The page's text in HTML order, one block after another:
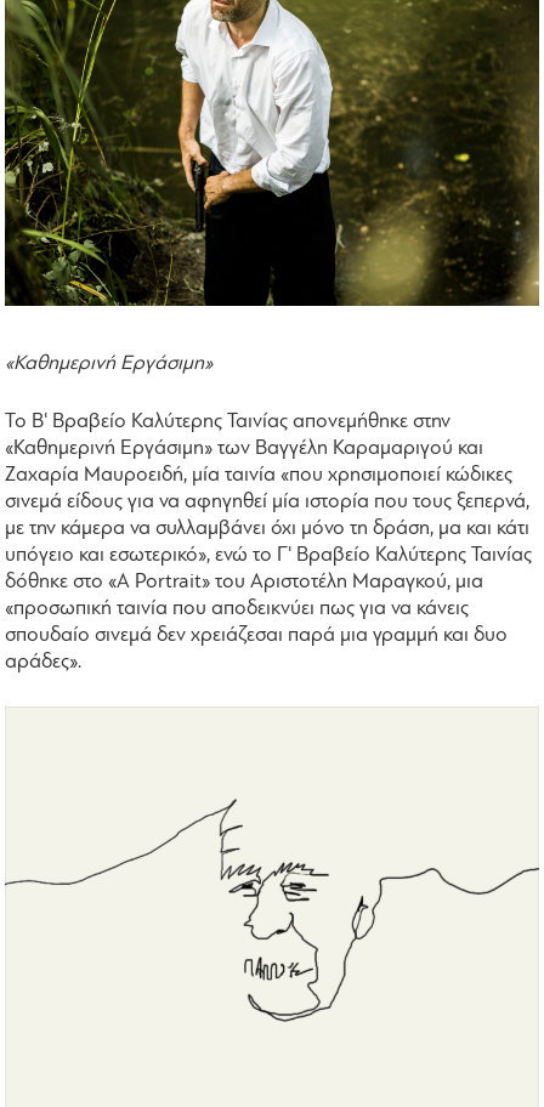
«Καθημερινή Εργάσιμη»
Το Β' Βραβείο Καλύτερης Ταινίας απονεμήθηκε στην
«Καθημερινή Εργάσιμη» των Βαγγέλη Καραμαριγού και
Ζαχαρία Μαυροειδή, μία ταινία «που χρησιμοποιεί κώδικες
σινεμά είδους για να αφηγηθεί μία ιστορία που τους ξεπερνά,
με την κάμερα να συλλαμβάνει όχι μόνο τη δράση, μα και κάτι
υπόγειο και εσωτερικό», ενώ το Γ' Βραβείο Καλύτερης Ταινίας
δόθηκε στο «A Portrait» του Αριστοτέλη Μαραγκού, μια
«προσωπική ταινία που αποδεικνύει πως για να κάνεις
σπουδαίο σινεμά δεν χρειάζεσαι παρά μια γραμμή και δυο
αράδες».